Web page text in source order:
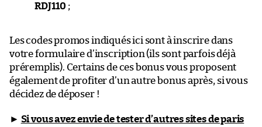
RDJ110 ;
Les codes promos indiqués ici sont à inscrire dans
votre formulaire d’inscription (ils sont parfois déjà
préremplis). Certains de ces bonus vous proposent
également de profiter d’un autre bonus après, si vous
décidez de déposer !
► Si vous avez envie de tester d’autres sites de paris